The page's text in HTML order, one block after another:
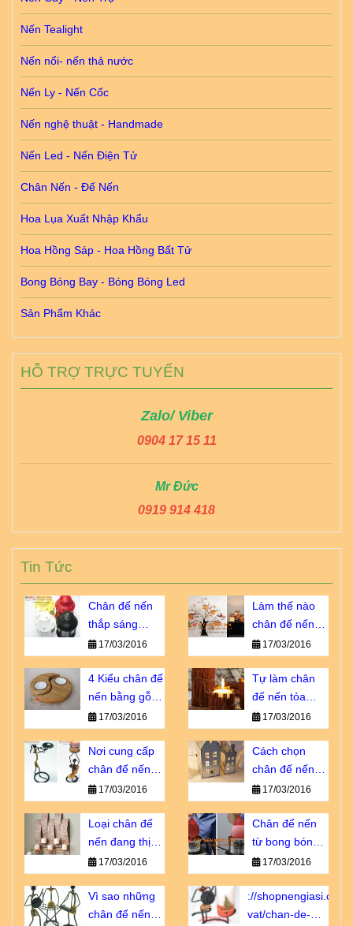
Nến Tealight
Nến nổi- nến thả nước
Nến Ly - Nến Cốc
Nến nghệ thuật - Handmade
Nến Led - Nến Điện Tử
Chân Nến - Đế Nến
Hoa Lụa Xuất Nhập Khẩu
Hoa Hồng Sáp - Hoa Hồng Bất Tử
Bong Bóng Bay - Bóng Bóng Led
Sản Phẩm Khác
HỖ TRỢ TRỰC TUYẾN
Zalo/ Viber
0904 17 15 11
Mr Đức
0919 914 418
Tin Tức
Chân đế nến
thắp sáng
thành phố
ngàn sao giá
bao nhiêu?
17/03/2016
Làm thế nào
chân đế nến
trở thành vật
không thể
thiếu?
17/03/2016
4 Kiểu chân đế
nến bằng gỗ
bạn không thể
bỏ qua
17/03/2016
Tự làm chân
đế nến tỏa
hương dịu êm
17/03/2016
Nơi cung cấp
chân đế nến
giá sỉ chiết
khấu cao
17/03/2016
Cách chọn
chân đế nến
tôn vinh vẻ đẹp
nội thất
17/03/2016
Loại chân đế
nến đang thịnh
hành số 1 tại
Châu u
17/03/2016
Chân đế nến
từ bong bóng -
sao lại không?
17/03/2016
Vì sao những
chân đế nến
://
vat/chan-de-